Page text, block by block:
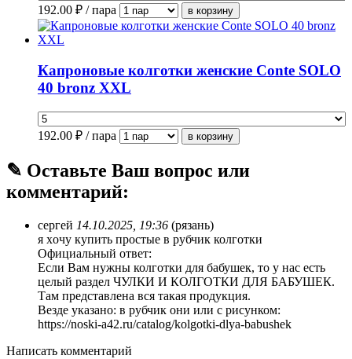
192.00 ₽ / пара
Капроновые колготки женские Conte SOLO
40 bronz XXL
192.00 ₽ / пара
✎ Оставьте Ваш вопрос или
комментарий:
сергей 14.10.2025, 19:36 (рязань)
я xочу купить простые в рубчик колготки
Официальный ответ:
Если Вам нужны колготки для бабушек, то у нас есть
целый раздел ЧУЛКИ И КОЛГОТКИ ДЛЯ БАБУШЕК.
Там представлена вся такая продукция.
Везде указано: в рубчик они или с рисунком:
https://noski-a42.ru/catalog/kolgotki-dlya-babushek
Написать комментарий